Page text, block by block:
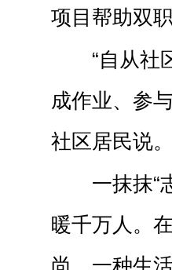
项目帮助双
“自从社
成作业、参
社区居民说。
一抹抹“
暖千万人。
尚、一种生